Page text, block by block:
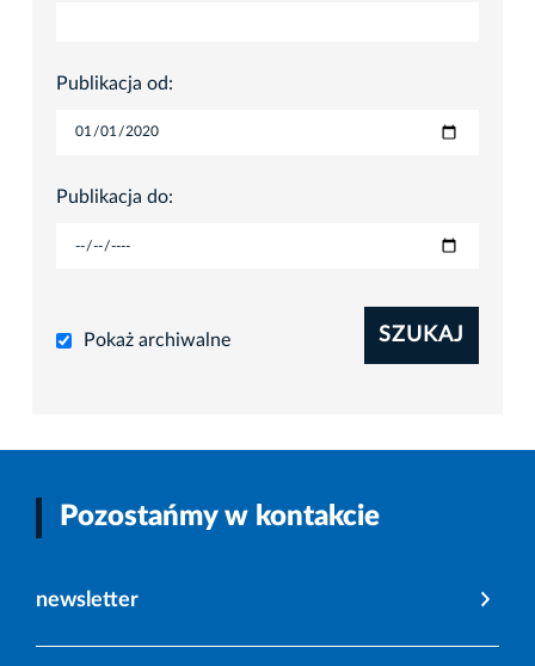
Publikacja od:
Publikacja do:
Pokaż archiwalne SZUKAJ
Pozostańmy w kontakcie
newsletter